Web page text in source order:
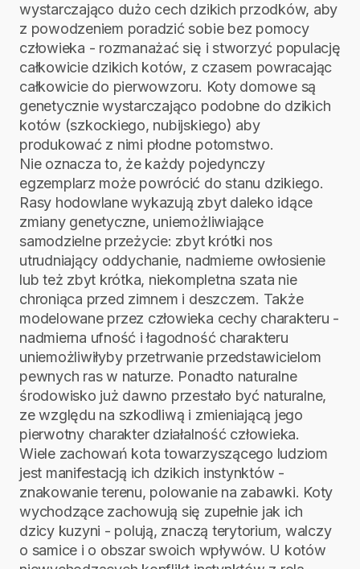
wystarczająco dużo cech dzikich przodków, aby
z powodzeniem poradzić sobie bez pomocy
człowieka - rozmanażać się i stworzyć populację
całkowicie dzikich kotów, z czasem powracając
całkowicie do pierwowzoru. Koty domowe są
genetycznie wystarczająco podobne do dzikich
kotów (szkockiego, nubijskiego) aby
produkować z nimi płodne potomstwo.
Nie oznacza to, że każdy pojedynczy
egzemplarz może powrócić do stanu dzikiego.
Rasy hodowlane wykazują zbyt daleko idące
zmiany genetyczne, uniemożliwiające
samodzielne przeżycie: zbyt krótki nos
utrudniający oddychanie, nadmierne owłosienie
lub też zbyt krótka, niekompletna szata nie
chroniąca przed zimnem i deszczem. Także
modelowane przez człowieka cechy charakteru -
nadmierna ufność i łagodność charakteru
uniemożliwiłyby przetrwanie przedstawicielom
pewnych ras w naturze. Ponadto naturalne
środowisko już dawno przestało być naturalne,
ze względu na szkodliwą i zmieniającą jego
pierwotny charakter działalność człowieka.
Wiele zachowań kota towarzyszącego ludziom
jest manifestacją ich dzikich instynktów -
znakowanie terenu, polowanie na zabawki. Koty
wychodzące zachowują się zupełnie jak ich
dzicy kuzyni - polują, znaczą terytorium, walczy
o samice i o obszar swoich wpływów. U kotów